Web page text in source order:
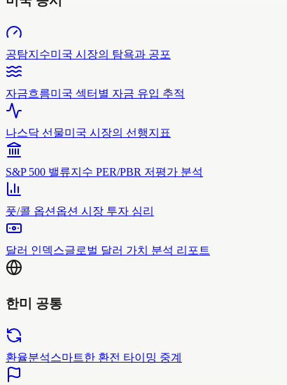
공탐지수미국 시장의 탐욕과 공포
자금흐름미국 섹터별 자금 유입 추적
나스닥 선물미국 시장의 선행지표
S&P 500 밸류지수 PER/PBR 저평가 분석
풋/콜 옵션 옵션 시장 투자 심리
달러 인덱스글로벌 달러 가치 분석 리포트
한미 공통
환율분석스마트한 환전 타이밍 중계